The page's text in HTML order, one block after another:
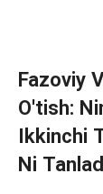
Fazoviy
O'tish:
Ikkinchi
Ni